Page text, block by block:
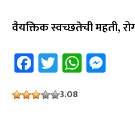
वैयक्तिक स्वच्छतेची महती,
Facebook
Twitter
3.08